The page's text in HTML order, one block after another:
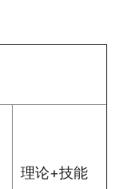
理论+技能